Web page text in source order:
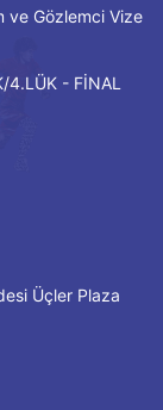
ve Gözlemci Vize
4.LÜK - FİNAL
Üçler Plaza